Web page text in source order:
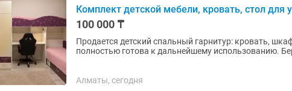
Комплект детской мебели, кровать, стол для
100 000 ₸
Продается детский спальный гарнитур: кровать, шкаф и стол для
полностью готова к дальнейшему использованию.
Алматы, сегодня